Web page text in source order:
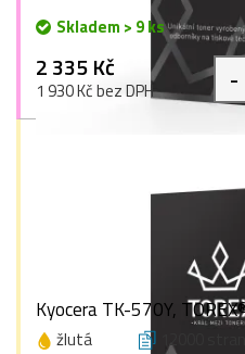
Skladem > 9 ks
2 335 Kč
1 930 Kč bez DPH -
Kyocera TK-570Y,
žlutá 12000 stran